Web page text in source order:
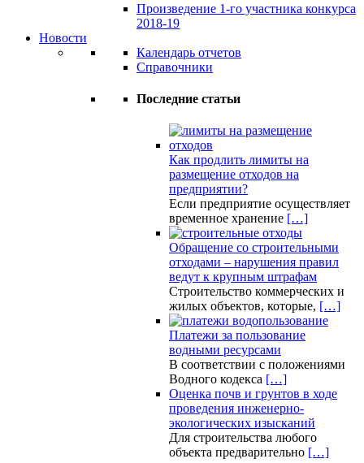
Произведение 1-го участника конкурса
2018-19
Новости
Календарь отчетов
Справочники
Последние статьи
Как продлить лимиты на
размещение отходов на
предприятии?
Если предприятие осуществляет
временное хранение […]
Обращение со строительными
отходами – нарушения правил
ведут к крупным штрафам
Строительство коммерческих и
жилых объектов, которые, […]
Платежи за пользование
водными ресурсами
В соответствии с положениями
Водного кодекса […]
Оценка почв и грунтов в ходе
проведения инженерно-
экологических изысканий
Для строительства любого
объекта предварительно […]